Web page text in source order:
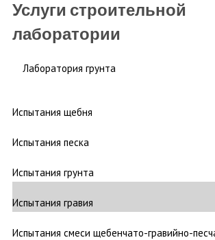
Услуги строительной
лаборатории
Лаборатория грунта
Испытания щебня
Испытания песка
Испытания грунта
Испытания гравия
Испытания смеси щебенчато-гравийно-